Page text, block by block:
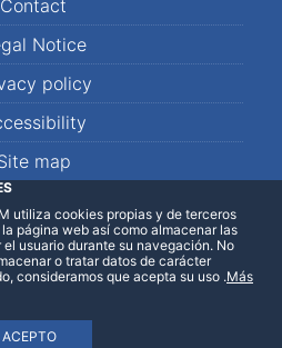
Contact
Notice
policy
map
utiliza cookies propias y de terceros
página web así como almacenar las
usuario durante su navegación. No
o tratar datos de carácter
consideramos que acepta su uso
ACEPTO
.Más